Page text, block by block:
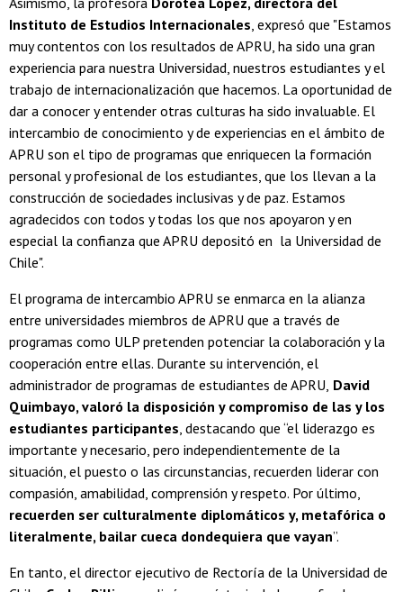
Instituto de Estudios Internacionales, expresó que "Estamos
muy contentos con los resultados de APRU, ha sido una gran
experiencia para nuestra Universidad, nuestros estudiantes y el
trabajo de internacionalización que hacemos. La oportunidad de
dar a conocer y entender otras culturas ha sido invaluable. El
intercambio de conocimiento y de experiencias en el ámbito de
APRU son el tipo de programas que enriquecen la formación
personal y profesional de los estudiantes, que los llevan a la
construcción de sociedades inclusivas y de paz. Estamos
agradecidos con todos y todas los que nos apoyaron y en
especial la confianza que APRU depositó en la Universidad de
Chile".
El programa de intercambio APRU se enmarca en la alianza
entre universidades miembros de APRU que a través de
programas como ULP pretenden potenciar la colaboración y la
cooperación entre ellas. Durante su intervención, el
administrador de programas de estudiantes de APRU, David
Quimbayo, valoró la disposición y compromiso de las y los
estudiantes participantes, destacando que “el liderazgo es
importante y necesario, pero independientemente de la
situación, el puesto o las circunstancias, recuerden liderar con
compasión, amabilidad, comprensión y respeto. Por último,
recuerden ser culturalmente diplomáticos y, metafórica o
literalmente, bailar cueca dondequiera que vayan”.
En tanto, el director ejecutivo de Rectoría de la Universidad de